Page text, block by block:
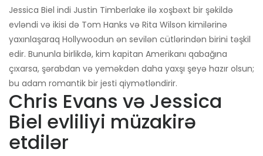
Jessica Biel indi Justin Timberlake ilə xoşbəxt bir şəkildə
evləndi və ikisi də Tom Hanks və Rita Wilson kimilərinə
yaxınlaşaraq Hollywoodun ən sevilən cütlərindən birini təşkil
edir. Bununla birlikdə, kim kapitan Amerikanı qabağına
çıxarsa, şərabdan və yeməkdən daha yaxşı şeyə hazır olsun;
bu adam romantik bir jesti qiymətləndirir.
Chris Evans və Jessica
Biel evliliyi müzakirə
etdilər